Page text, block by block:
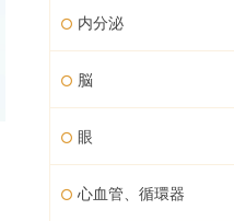
内分泌
脳
眼
心血管、循環器